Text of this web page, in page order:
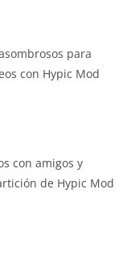
para
con Hypic Mod
con amigos y
de Hypic Mod